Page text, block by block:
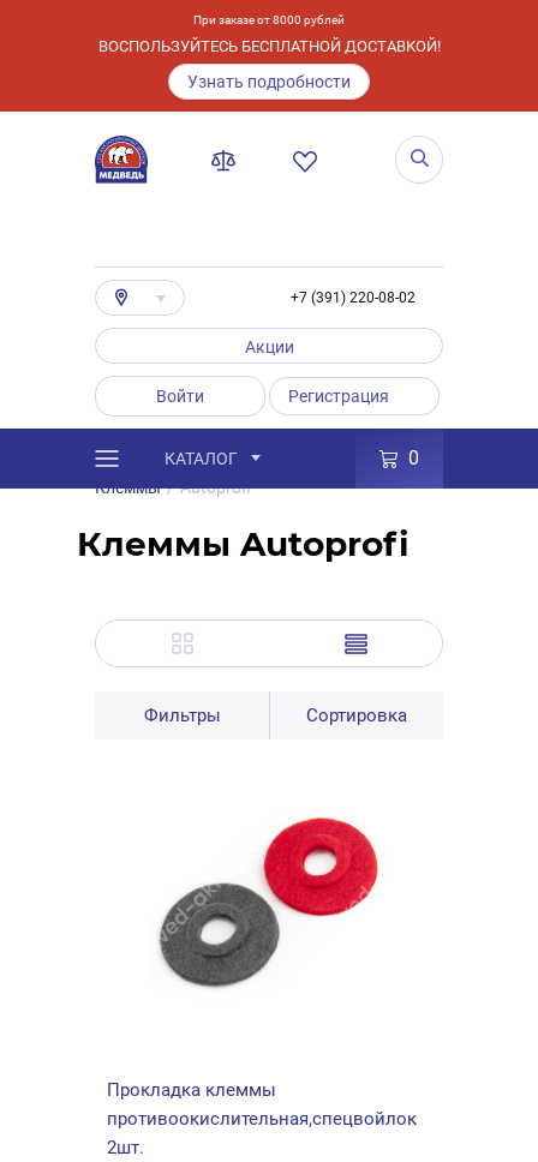
При заказе от 8000 рублей
ВОСПОЛЬЗУЙТЕСЬ БЕСПЛАТНОЙ ДОСТАВКОЙ!
Узнать подробности
+7 (391) 220-08-02
Акции
Войти Регистрация
КАТАЛОГ 0
Каталог / Товары Аксессуары
/
Клеммы / Autoprofi
Клеммы Autoprofi
Фильтры Сортировка
Прокладка клеммы
противоокислительная,спецвойлок
2шт.